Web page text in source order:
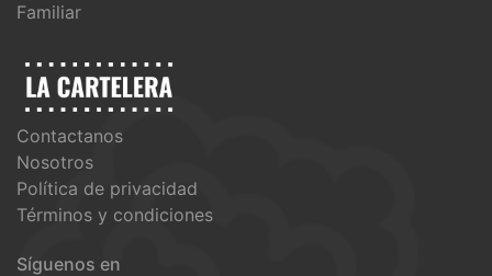
Familiar
Contactanos
Nosotros
Política de privacidad
Términos y condiciones
Síguenos en